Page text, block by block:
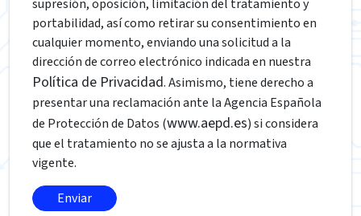
supresión, oposición, limitación del tratamiento y
portabilidad, así como retirar su consentimiento en
cualquier momento, enviando una solicitud a la
dirección de correo electrónico indicada en nuestra
Política de Privacidad. Asimismo, tiene derecho a
presentar una reclamación ante la Agencia Española
de Protección de Datos (www.aepd.es) si considera
que el tratamiento no se ajusta a la normativa
vigente.